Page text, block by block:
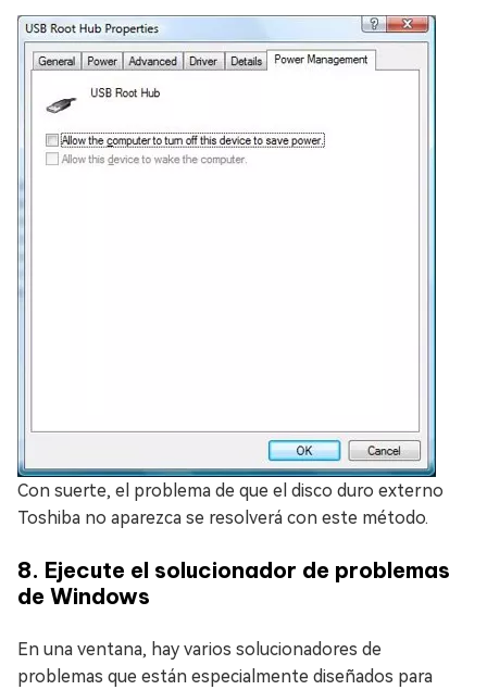
Con suerte, el problema de que el disco duro externo
Toshiba no aparezca se resolverá con este método.
8. Ejecute el solucionador de problemas
de Windows
En una ventana, hay varios solucionadores de
problemas que están especialmente diseñados para